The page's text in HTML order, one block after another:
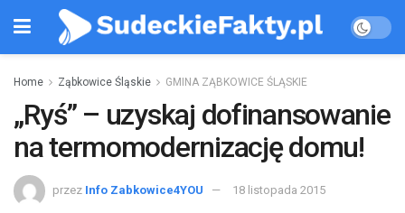
Home Ząbkowice Śląskie GMINA ZĄBKOWICE ŚLĄSKIE
„Ryś” – uzyskaj dofinansowanie
na termomodernizację domu!
przez Info Zabkowice4YOU 18 listopada 2015